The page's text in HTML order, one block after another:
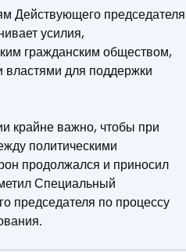
Действующего председателя
усилия,
гражданским обществом,
властями для поддержки
крайне важно, чтобы при
политическими
продолжался и приносил
Специальный
председателя по процессу